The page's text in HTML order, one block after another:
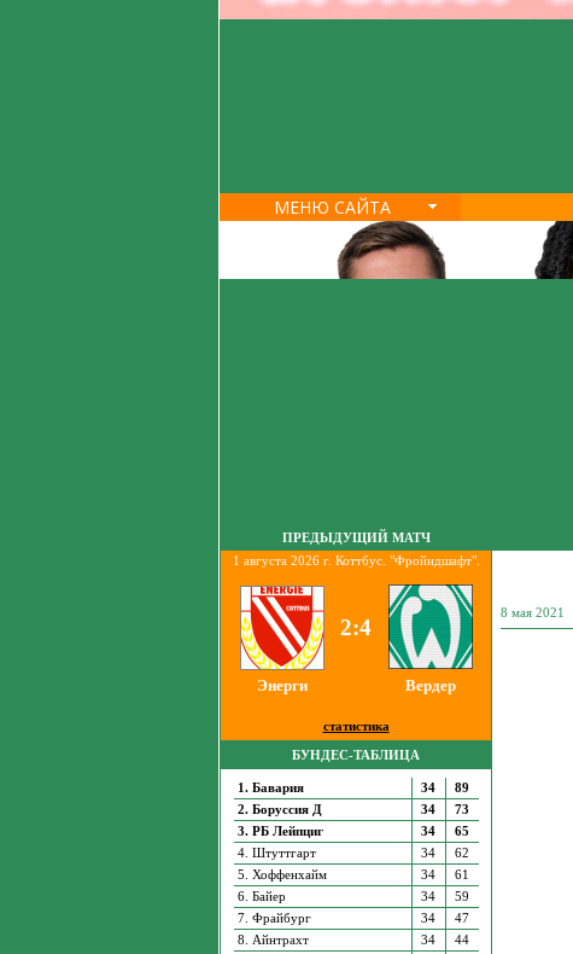
МЕНЮ САЙТА
ПРЕДЫДУЩИЙ МАТЧ
1 августа 2026 г. Коттбус. "Фройндшафт".
2:4
Энерги Вердер
статистика
БУНДЕС-ТАБЛИЦА
1. Бавария 34
89
2. Боруссия Д
34
73
3. РБ Лейпциг
34
65
4. Штуттгарт
34
62
5. Хоффенхайм
34
61
6. Байер
34
59
7. Фрайбург
34
47
8. Айнтрахт
34
44
8 мая 2021